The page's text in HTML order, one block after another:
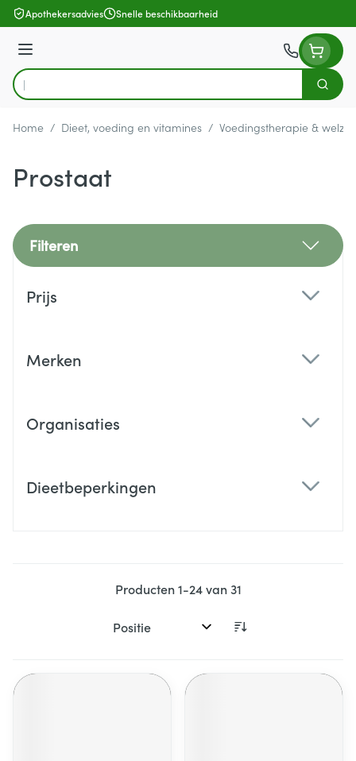
Ga naar de inhoud
Apothekersadvies Snelle beschikbaarheid
Menu
Product, merk, categorie...
Zoek
Home / Dieet, voeding en vitamines / Voedingstherapie & welzijn
Prostaat
Filteren
Prijs
Merken
Organisaties
Dieetbeperkingen
Producten1-24van31
Sorteer op: